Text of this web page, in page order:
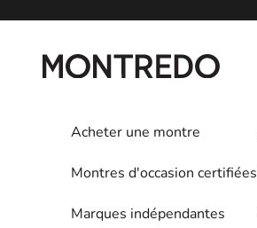
Montredo
Acheter une montre
Montres d'occasion certifiées
Marques indépendantes